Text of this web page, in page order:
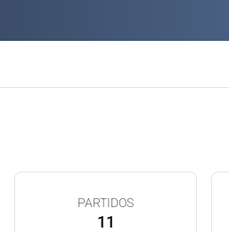
PARTIDOS
11